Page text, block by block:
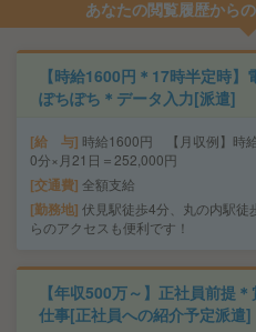
あなたの閲覧履歴から
【時給1600円＊17時半定時
ぽちぽち＊データ入力[派遣]
給 与 時給1600円 【月収例】時
0分×月21日＝252,000円
交通費 全額支給
勤務地 伏見駅徒歩4分、丸の内駅
らのアクセスも便利です！
【年収500万～】正社員前提
仕事[正社員への紹介予定派遣]